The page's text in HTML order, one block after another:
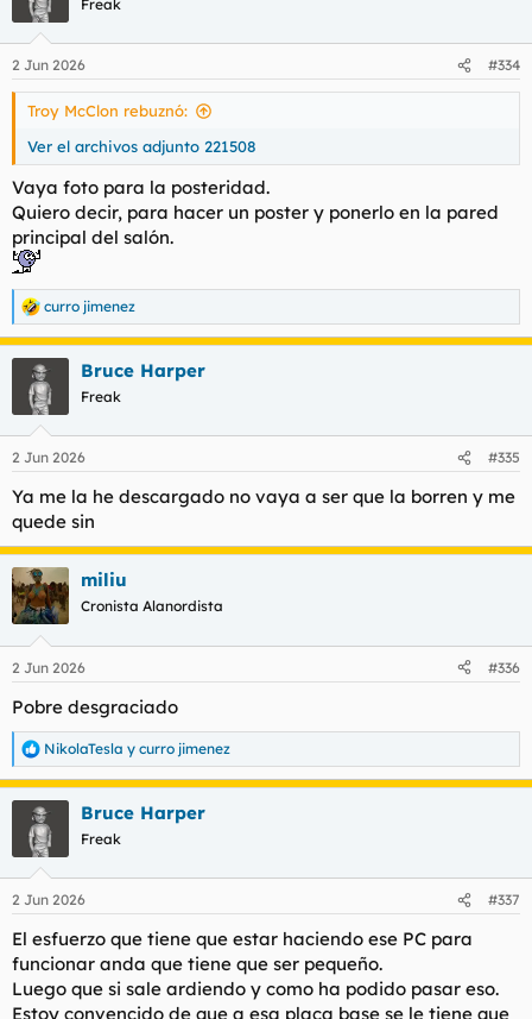
e
s
Freak
2 Jun 2026 #334
Troy McClon rebuznó:
Ver el archivos adjunto 221508
Vaya foto para la posteridad.
Quiero decir, para hacer un poster y ponerlo en la pared
principal del salón.
R
e
a
e
:
curro jimenez
Bruce Harper
Freak
2 Jun 2026 #335
Ya me la he descargado no vaya a ser que la borren y me
quede sin
miliu
Cronista Alanordista
2 Jun 2026 #336
Pobre desgraciado
R
e
a
e
:
NikolaTesla y curro jimenez
Bruce Harper
Freak
2 Jun 2026 #337
El esfuerzo que tiene que estar haciendo ese PC para
funcionar anda que tiene que ser pequeño.
Luego que si sale ardiendo y como ha podido pasar eso.
Estoy convencido de que a esa placa base se le tiene que